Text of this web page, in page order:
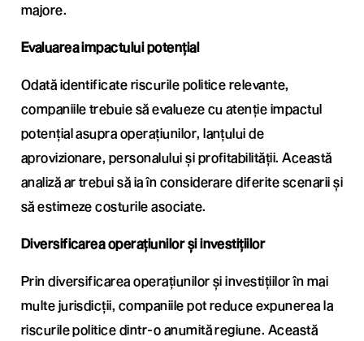
majore.
Evaluarea impactului potențial
Odată identificate riscurile politice relevante,
companiile trebuie să evalueze cu atenție impactul
potențial asupra operațiunilor, lanțului de
aprovizionare, personalului și profitabilității. Această
analiză ar trebui să ia în considerare diferite scenarii și
să estimeze costurile asociate.
Diversificarea operațiunilor și investițiilor
Prin diversificarea operațiunilor și investițiilor în mai
multe jurisdicții, companiile pot reduce expunerea la
riscurile politice dintr-o anumită regiune. Această